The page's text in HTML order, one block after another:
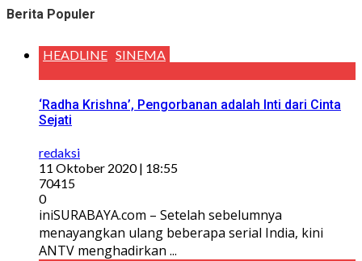
Berita Populer
HEADLINE SINEMA
‘Radha Krishna’, Pengorbanan adalah Inti dari Cinta
Sejati
redaksi
11 Oktober 2020 | 18:55
70415
0
iniSURABAYA.com – Setelah sebelumnya
menayangkan ulang beberapa serial India, kini
ANTV menghadirkan ...